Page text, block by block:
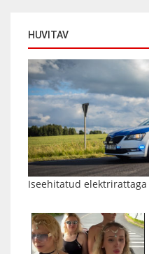
HUVITAV
Iseehitatud